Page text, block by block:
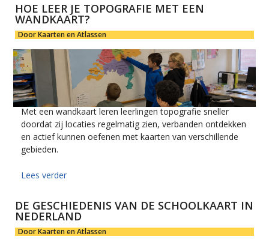
HOE LEER JE TOPOGRAFIE MET EEN
WANDKAART?
Door Kaarten en Atlassen
Met een wandkaart leren leerlingen topografie sneller
doordat zij locaties regelmatig zien, verbanden ontdekken
en actief kunnen oefenen met kaarten van verschillende
gebieden.
Lees verder
DE GESCHIEDENIS VAN DE SCHOOLKAART IN
NEDERLAND
Door Kaarten en Atlassen